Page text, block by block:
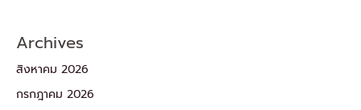
Archives
สิงหาคม 2026
กรกฎาคม 2026